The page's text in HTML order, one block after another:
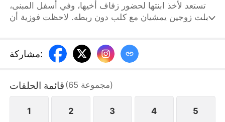
تستعد لأخذ ابنتها لحضور زفاف أخيها، وفي أسفل المبنى،
قابلت زوجين يمشيان مع كلب دون ربطه. لاحظت فوزية أن
الكبير بعض ابنتها. أصيبت ابنتها بجروح خطيرة واضطرت
للذهاب إلى المستشفى بشكل عاجل. ومع ذلك، كانت ابنة
وتطلب من فوزية أن تنحني وتعتذر عن الكلب. لم تكن
تعرف ليلى أن فوزية هي الأخت الكبرى لخطيبها
مشاركة:
قائمة الحلقات (65 مجموعة)
1 2 3 4 5